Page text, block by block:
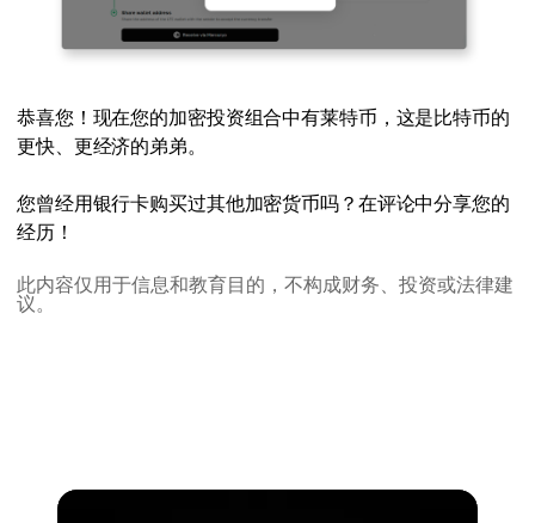
恭喜您！现在您的加密投资组合中有莱特币，这是比特币的
更快、更经济的弟弟。
您曾经用银行卡购买过其他加密货币吗？在评论中分享您的
经历！
此内容仅用于信息和教育目的，不构成财务、投资或法律建
议。